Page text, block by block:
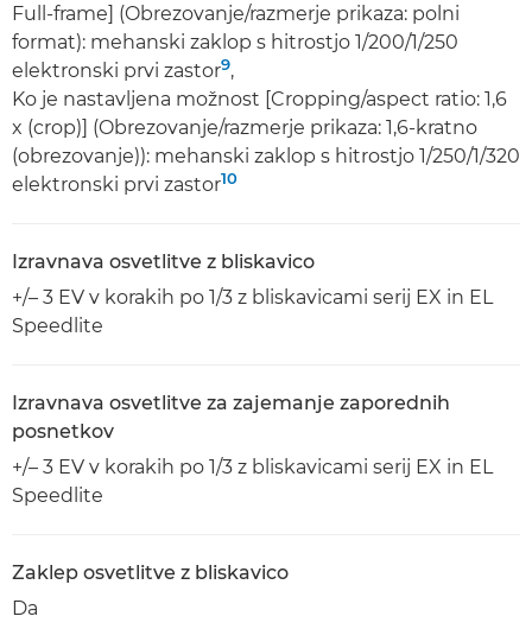
Full-frame] (Obrezovanje/razmerje prikaza: polni
format): mehanski zaklop s hitrostjo 1/200/1/250
elektronski prvi zastor9,
Ko je nastavljena možnost [Cropping/aspect ratio: 1,6
x (crop)] (Obrezovanje/razmerje prikaza: 1,6-kratno
(obrezovanje)): mehanski zaklop s hitrostjo 1/250/1/320
elektronski prvi zastor10
Izravnava osvetlitve z bliskavico
+/– 3 EV v korakih po 1/3 z bliskavicami serij EX in EL
Speedlite
Izravnava osvetlitve za zajemanje zaporednih
posnetkov
+/– 3 EV v korakih po 1/3 z bliskavicami serij EX in EL
Speedlite
Zaklep osvetlitve z bliskavico
Da